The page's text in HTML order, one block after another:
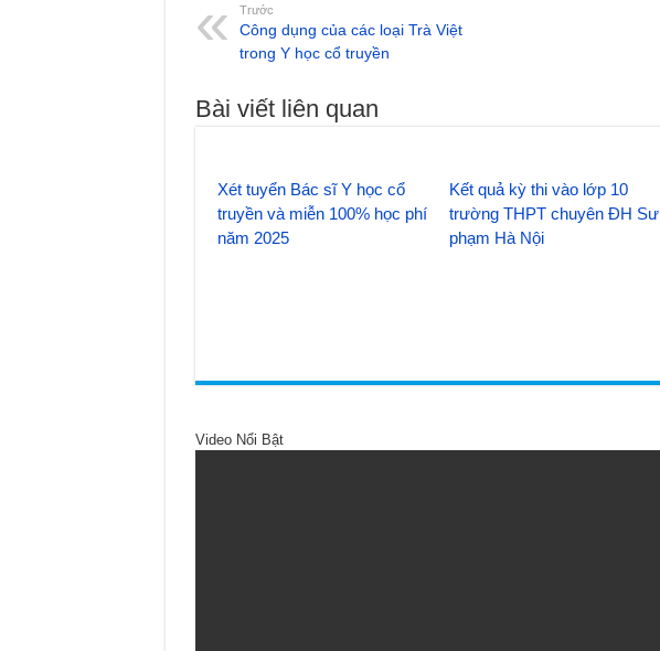
Trước
Công dụng của các loại Trà Việt
trong Y học cổ truyền
Bài viết liên quan
Xét tuyển Bác sĩ Y học cổ
truyền và miễn 100% học phí
năm 2025
Kết quả kỳ thi vào lớp 10
trường THPT chuyên ĐH Sư
phạm Hà Nội
Video Nổi Bật